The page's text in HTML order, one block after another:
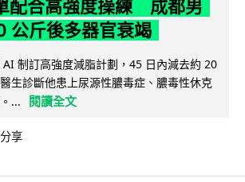
配合高強度操練 成都男
公斤後多器官衰竭
制訂高強度減脂計劃，45 日內減去約 20
生診斷他患上尿源性膿毒症、膿毒性休克
...
閱讀全文
分享